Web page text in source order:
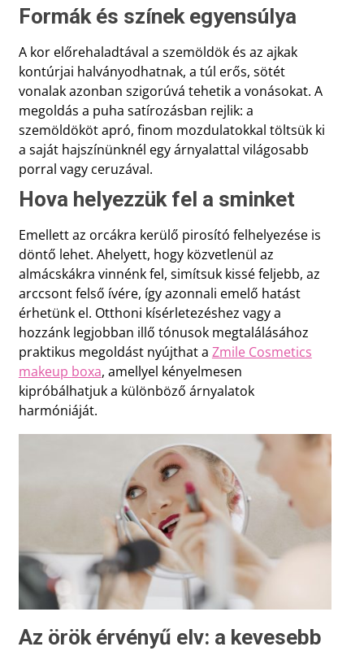
Formák és színek egyensúlya
A kor előrehaladtával a szemöldök és az ajkak
kontúrjai halványodhatnak, a túl erős, sötét
vonalak azonban szigorúvá tehetik a vonásokat. A
megoldás a puha satírozásban rejlik: a
szemöldököt apró, finom mozdulatokkal töltsük ki
a saját hajszínünknél egy árnyalattal világosabb
porral vagy ceruzával.
Hova helyezzük fel a sminket
Emellett az orcákra kerülő pirosító felhelyezése is
döntő lehet. Ahelyett, hogy közvetlenül az
almácskákra vinnénk fel, simítsuk kissé feljebb, az
arccsont felső ívére, így azonnali emelő hatást
érhetünk el. Otthoni kísérletezéshez vagy a
hozzánk legjobban illő tónusok megtalálásához
praktikus megoldást nyújthat a ZmileCosmetics
makeup boxa, amellyel kényelmesen
kipróbálhatjuk a különböző árnyalatok
harmóniáját.
Az örök érvényű elv: a kevesebb